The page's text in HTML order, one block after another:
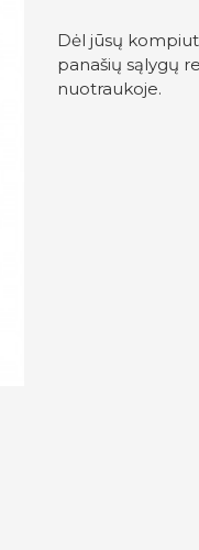
Dėl jūsų
panašių sąlygų
nuotraukoje.